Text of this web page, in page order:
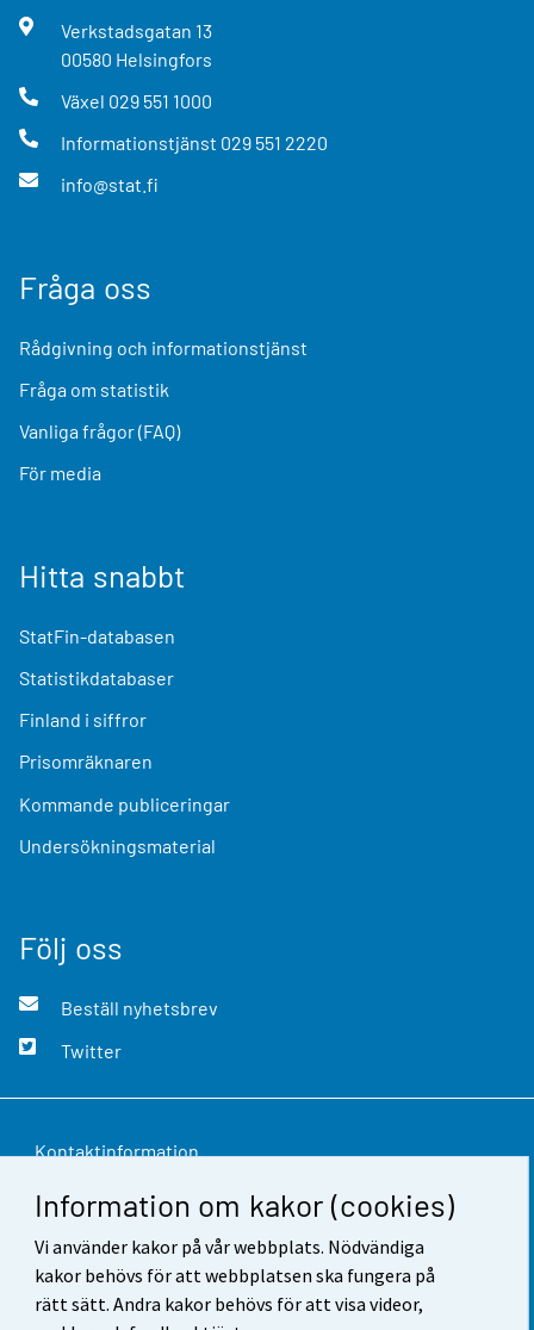
Information om kakor (cookies)
Vi använder kakor på vår webbplats. Nödvändiga
kakor behövs för att webbplatsen ska fungera på
rätt sätt. Andra kakor behövs för att visa videor,
Verkstadsgatan 13
00580 Helsingfors
Växel 029 551 1000
Informationstjänst 029 551 2220
info@stat.fi
Fråga oss
Rådgivning och informationstjänst
Fråga om statistik
Vanliga frågor (FAQ)
För media
Hitta snabbt
StatFin-databasen
Statistikdatabaser
Finland i siffror
Prisomräknaren
Kommande publiceringar
Undersökningsmaterial
Följ oss
Beställ nyhetsbrev
Twitter
Kontaktinformation
Respons
Användarvillkor
Dataskydd